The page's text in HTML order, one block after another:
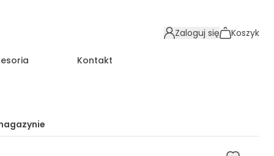
Zaloguj się Koszyk
Kontakt